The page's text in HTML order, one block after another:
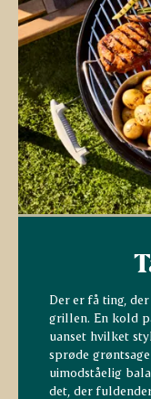
Der er få ting,
grillen. En kold
uanset hvilket
sprøde
uimodståelig
det, der